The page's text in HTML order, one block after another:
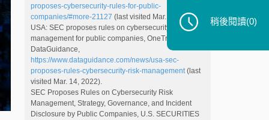
proposes-cybersecurity-rules-for-public-
companies/#more-21127 (last visited Mar. 14, 2022).
USA: SEC proposes rules on cybersecurity risk
management for public companies, OneTrust
DataGuidance,
https://www.dataguidance.com/news/usa-sec-
proposes-rules-cybersecurity-risk-management(last
visited Mar. 14, 2022).
SEC Proposes Rules on Cybersecurity Risk
Management, Strategy, Governance, and Incident
Disclosure by Public Companies, U.S. SECURITIES
稍後閱讀(0)